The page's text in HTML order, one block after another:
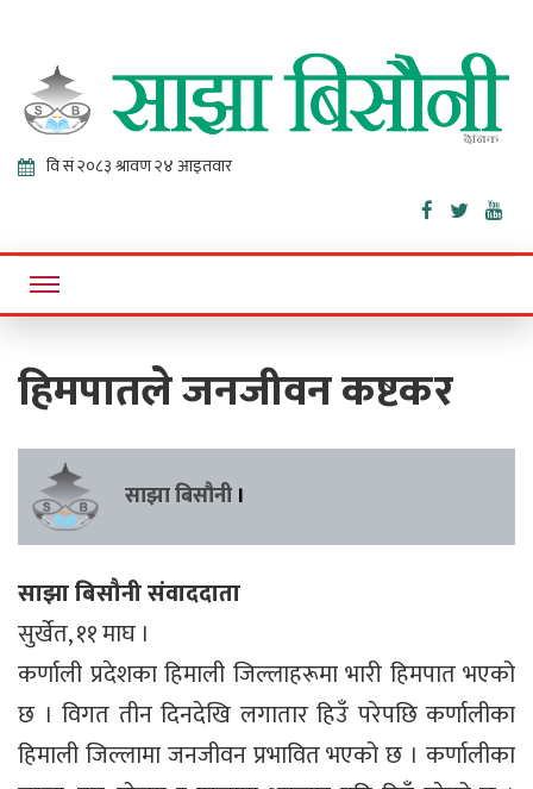
Sajha
Bisaunee
Online News Portal
हिमपातले जनजीवन कष्टकर
साझा बिसौनी ।
साझा बिसौनी संवाददाता
सुर्खेत, ११ माघ ।
कर्णाली प्रदेशका हिमाली जिल्लाहरूमा भारी हिमपात भएको
छ । विगत तीन दिनदेखि लगातार हिउँ परेपछि कर्णालीका
हिमाली जिल्लामा जनजीवन प्रभावित भएको छ । कर्णालीका